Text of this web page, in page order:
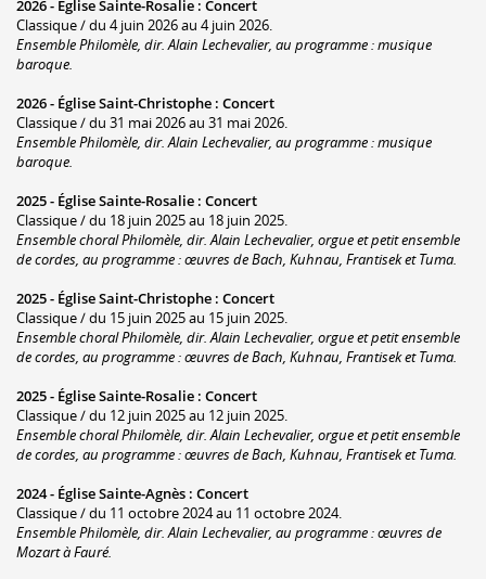
2026 - Église Sainte-Rosalie : Concert
Classique / du 4 juin 2026 au 4 juin 2026.
Ensemble Philomèle, dir. Alain Lechevalier, au programme : musique
baroque.
2026 - Église Saint-Christophe : Concert
Classique / du 31 mai 2026 au 31 mai 2026.
Ensemble Philomèle, dir. Alain Lechevalier, au programme : musique
baroque.
2025 - Église Sainte-Rosalie : Concert
Classique / du 18 juin 2025 au 18 juin 2025.
Ensemble choral Philomèle, dir. Alain Lechevalier, orgue et petit ensemble
de cordes, au programme : œuvres de Bach, Kuhnau, Frantisek et Tuma.
2025 - Église Saint-Christophe : Concert
Classique / du 15 juin 2025 au 15 juin 2025.
Ensemble choral Philomèle, dir. Alain Lechevalier, orgue et petit ensemble
de cordes, au programme : œuvres de Bach, Kuhnau, Frantisek et Tuma.
2025 - Église Sainte-Rosalie : Concert
Classique / du 12 juin 2025 au 12 juin 2025.
Ensemble choral Philomèle, dir. Alain Lechevalier, orgue et petit ensemble
de cordes, au programme : œuvres de Bach, Kuhnau, Frantisek et Tuma.
2024 - Église Sainte-Agnès : Concert
Classique / du 11 octobre 2024 au 11 octobre 2024.
Ensemble Philomèle, dir. Alain Lechevalier, au programme : œuvres de
Mozart à Fauré.